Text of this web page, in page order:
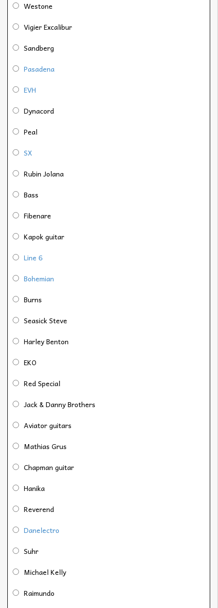
Westone
Vigier Excalibur
Sandberg
Pasadena
EVH
Dynacord
Peal
SX
Rubin Jolana
Bass
Fibenare
Kapok guitar
Line 6
Bohemian
Burns
Seasick Steve
Harley Benton
EKO
Red Special
Jack & Danny Brothers
Aviator guitars
Mathias Grus
Chapman guitar
Hanika
Reverend
Danelectro
Suhr
Michael Kelly
Raimundo